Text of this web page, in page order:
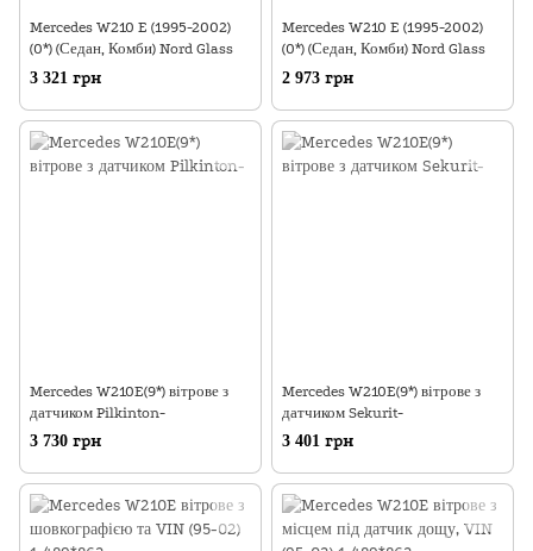
Mercedes W210 E (1995-2002)
(0*) (Седан, Комби) Nord Glass
3 321 грн
Mercedes W210 E (1995-2002)
(0*) (Седан, Комби) Nord Glass
2 973 грн
Mercedes W210E(9*) вітрове з
датчиком Pilkinton-
3 730 грн
Mercedes W210E(9*) вітрове з
датчиком Sekurit-
3 401 грн